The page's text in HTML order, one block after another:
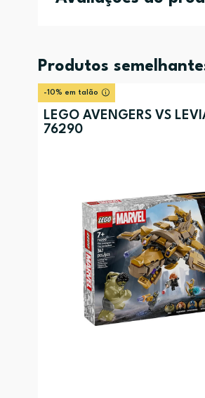
Produtos
-10% em talão
LEGO AVENGERS VS
76290